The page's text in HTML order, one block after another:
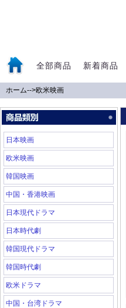
全部商品 新着商品
ホーム-->欧米映画
日本映画
欧米映画
韓国映画
中国・香港映画
日本現代ドラマ
日本時代劇
韓国現代ドラマ
韓国時代劇
欧米ドラマ
中国・台湾ドラマ